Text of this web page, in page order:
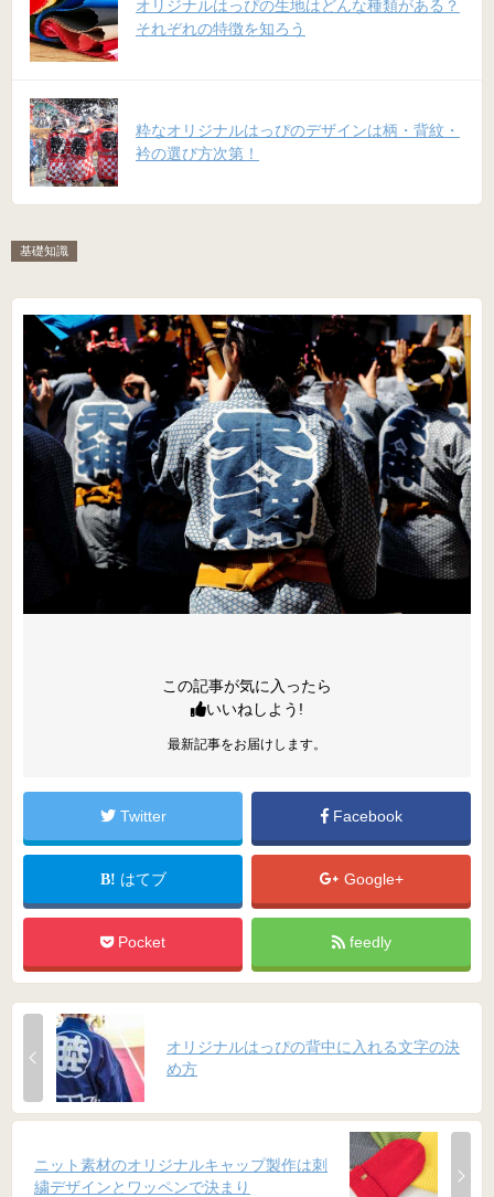
オリジナルはっぴの生地はどんな種類がある？
それぞれの特徴を知ろう
粋なオリジナルはっぴのデザインは柄・背紋・
衿の選び方次第！
基礎知識
この記事が気に入ったら
いいねしよう!
最新記事をお届けします。
Twitter Facebook
はてブ Google+
Pocket feedly
オリジナルはっぴの背中に入れる文字の決
め方
ニット素材のオリジナルキャップ製作は刺
繍デザインとワッペンで決まり